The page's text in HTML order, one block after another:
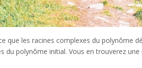
que les racines complexes du polynôme
du polynôme initial. Vous en trouverez